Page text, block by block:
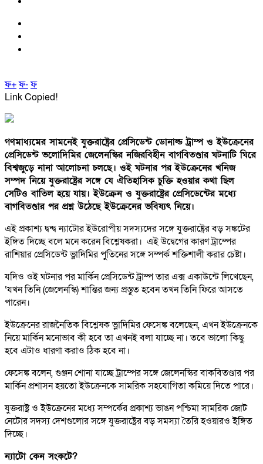
ফ+ফ-ফ
Link Copied!
গণমাধ্যমের সামনেই যুক্তরাষ্ট্রের প্রেসিডেন্ট ডোনাল্ড ট্রাম্প ও ইউক্রেনের
প্রেসিডেন্ট ভলোদিমির জেলেনস্কির নজিরবিহীন বাগবিতণ্ডার ঘটনাটি ঘিরে
বিশ্বজুড়ে নানা আলোচনা চলছে। ওই ঘটনার পর ইউক্রেনের খনিজ
সম্পদ নিয়ে যুক্তরাষ্ট্রের সঙ্গে যে ঐতিহাসিক চুক্তি হওয়ার কথা ছিল
সেটিও বাতিল হয়ে যায়। ইউক্রেন ও যুক্তরাষ্ট্রের প্রেসিডেন্টের মধ্যে
বাগবিতণ্ডার পর প্রশ্ন উঠেছে ইউক্রেনের ভবিষ্যৎ নিয়ে।
এই প্রকাশ্য দ্বন্দ্ব ন্যাটোর ইউরোপীয় সদস্যদের সঙ্গে যুক্তরাষ্ট্রের বড় সঙ্কটের
ইঙ্গিত দিচ্ছে বলে মনে করেন বিশ্লেষকরা। এই উদ্বেগের কারণ ট্রাম্পের
রাশিয়ার প্রেসিডেন্ট ভ্লাদিমির পুতিনের সঙ্গে সম্পর্ক শক্তিশালী করার চেষ্টা।
যদিও ওই ঘটনার পর মার্কিন প্রেসিডেন্ট ট্রাম্প তার এক্স একাউন্টে লিখেছেন,
‘যখন তিনি (জেলেনস্কি) শান্তির জন্য প্রস্তুত হবেন তখন তিনি ফিরে আসতে
পারেন।
ইউক্রেনের রাজনৈতিক বিশ্লেষক ভ্লাদিমির ফেসেঙ্ক বলেছেন, এখন ইউক্রেনকে
নিয়ে মার্কিন মনোভাব কী হবে তা এখনই বলা যাচ্ছে না। তবে ভালো কিছু
হবে এটাও ধারণা করাও ঠিক হবে না।
ফেসেঙ্ক বলেন, গুঞ্জন শোনা যাচ্ছে ট্রাম্পের সঙ্গে জেলেনস্কির বাকবিতণ্ডার পর
মার্কিন প্রশাসন হয়তো ইউক্রেনকে সামরিক সহযোগিতা কমিয়ে দিতে পারে।
যুক্তরাষ্ট্র ও ইউক্রেনের মধ্যে সম্পর্কের প্রকাশ্য ভাঙন পশ্চিমা সামরিক জোট
নেটোর সদস্য দেশগুলোর সঙ্গে যুক্তরাষ্ট্রের বড় সমস্যা তৈরি হওয়ারও ইঙ্গিত
দিচ্ছে।
ন্যাটো কেন সংকটে?